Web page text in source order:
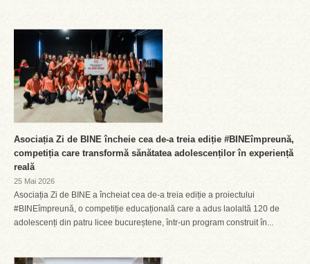
Asociația Zi de BINE încheie cea de-a treia ediție #BINEîmpreună,
competiția care transformă sănătatea adolescenților în experiență
reală
25 Mai 2026
Asociația Zi de BINE a încheiat cea de-a treia ediție a proiectului
#BINEîmpreună, o competiție educațională care a adus laolaltă 120 de
adolescenți din patru licee bucureștene, într-un program construit în...